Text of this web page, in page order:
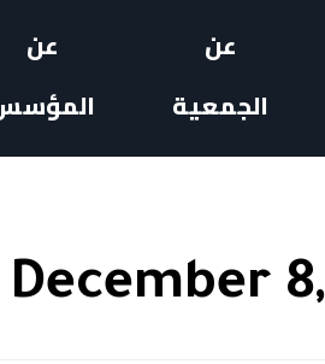
عن
الجمعية
عن
December